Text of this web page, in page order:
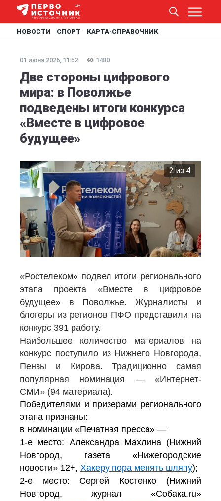
НОВОСТИ СПОРТ КАРТА-СПРАВОЧНИК
01 июня 2026, 11:52 1480
Две стороны цифрового
мира: в Поволжье
подведены итоги конкурса
«Вместе в цифровое
будущее»
2 из 4
ПАО "Ростелеком"
«Ростелеком» подвел итоги регионального
этапа проекта «Вместе в цифровое
будущее» в Поволжье. Журналисты и
блогеры из регионов ПФО представили на
конкурс 391 работу.
Наибольшее количество материалов на
конкурс поступило из Нижнего Новгорода,
Пензы и Кирова. Традиционно самая
популярная номинация — «Интернет-
СМИ» (94 материала).
Победителями и призерами регионального
этапа признаны:
в номинации «Печатная пресса» —
1-е место: Александра Махлина (Нижний
Новгород, газета «Нижегородские
новости» 12+, Хакеру пора менять шляпу);
2-е место: Сергей Костенко (Нижний
Новгород, журнал «Cобака.ru»